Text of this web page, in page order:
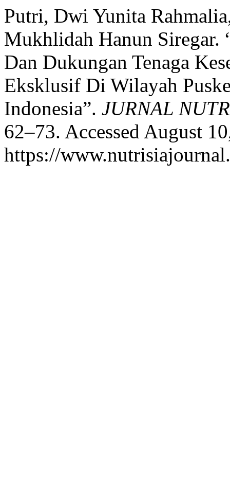
Putri, Dwi Yunita
Mukhlidah Hanun Siregar.
Dan Dukungan Tenaga
Eksklusif Di Wilayah
Indonesia”. JURNAL
62–73. Accessed August
https://